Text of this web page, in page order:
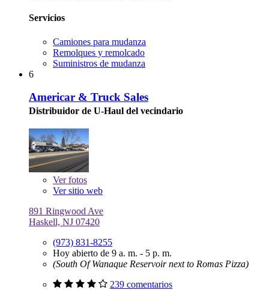
Servicios
Camiones para mudanza
Remolques y remolcado
Suministros de mudanza
6
Americar & Truck Sales
Distribuidor de U-Haul del vecindario
Verfotos
Ver sitio web
891 Ringwood Ave
Haskell, NJ 07420
(973) 831-8255
Hoy abierto de 9 a. m. - 5 p. m.
(South Of Wanaque Reservoir next to Romas Pizza)
239 comentarios